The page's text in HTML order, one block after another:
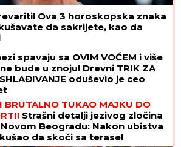
Ova 3 horoskopska znaka
da sakrijete, kao da
spavaju sa OVIM VOĆEM i više
bude u znoju! Drevni TRIK ZA
oduševio je ceo
BRUTALNO TUKAO MAJKU DO
Strašni detalji jezivog zločina
Beogradu: Nakon ubistva
da skoči sa terase!